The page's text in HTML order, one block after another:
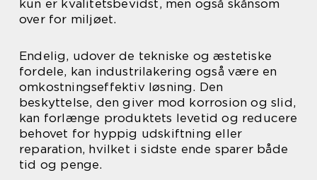
kun er kvalitetsbevidst, men også skånsom
over for miljøet.
Endelig, udover de tekniske og æstetiske
fordele, kan industrilakering også være en
omkostningseffektiv løsning. Den
beskyttelse, den giver mod korrosion og slid,
kan forlænge produktets levetid og reducere
behovet for hyppig udskiftning eller
reparation, hvilket i sidste ende sparer både
tid og penge.